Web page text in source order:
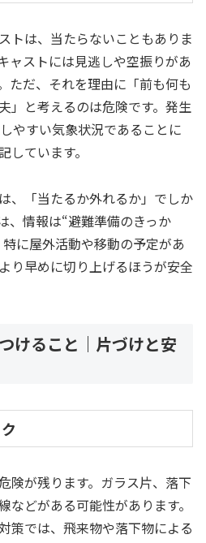
トは、当たらないこともありま
ャストには見逃しや空振りがあ
ただ、それを理由に「前も何も
」と考えるのは危険です。発生
やすい気象状況であることに
ています。
、「当たるか外れるか」でしか
、情報は“避難準備のきっか
に屋外活動や移動の予定があ
り早めに切り上げるほうが安全
けること｜片づけと安
険が残ります。ガラス片、落下
などがある可能性があります。
策では、飛来物や落下物による